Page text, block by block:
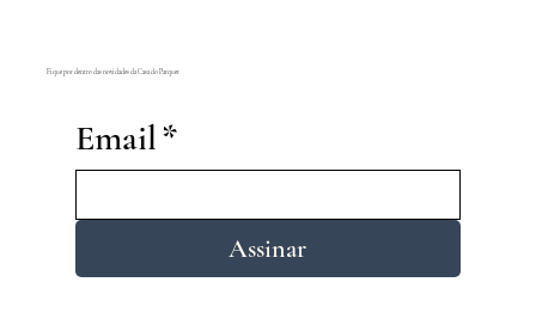
Email*
Assinar
Fique por dentro das novidades da Casa do Parquet